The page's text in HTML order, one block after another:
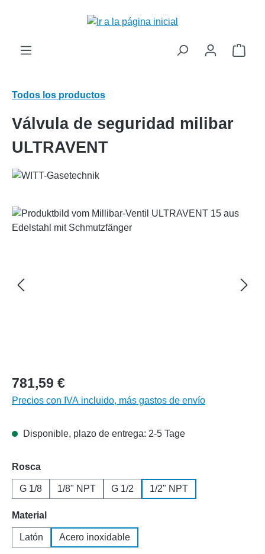
El
Todos los productos
Válvula de seguridad milibar
ULTRAVENT
Omitir galería de imágenes
781,59 €
Precios con IVA incluido, más gastos de envío
Disponible, plazo de entrega: 2-5 Tage
Seleccione
Rosca
G 1/8 1/8" NPT G 1/2 1/2" NPT
Seleccione
Material
Latón Acero inoxidable